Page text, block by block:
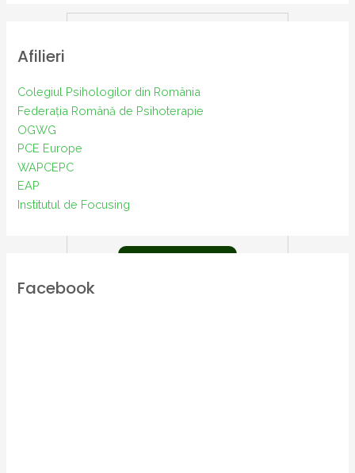
Despre psihoterapie – citat din
Afilieri
Colegiul Psihologilor din România
Federația Română de Psihoterapie
OGWG
PCE Europe
WAPCEPC
EAP
Institutul de Focusing
Facebook